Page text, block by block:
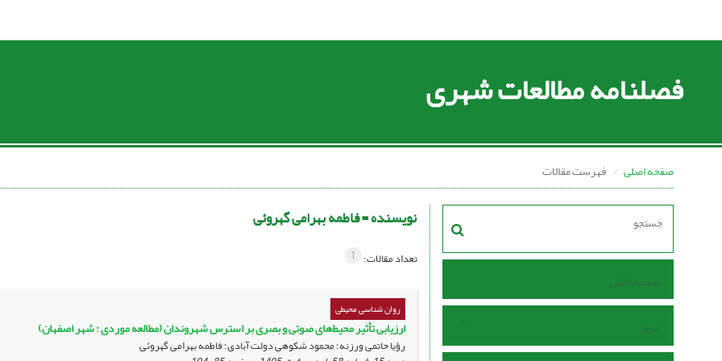
فصلنامه مطالعات شهری
صفحه اصلی فهرست مقالات
صفحه اصلی
مرور
نویسنده =فاطمه بهرامی گهروئی
تعداد مقالات: 1
روان شناسی محیطی
ارزیابی تأثیر محیط‌های صوتی و بصری بر استرس شهروندان (مطالعه موردی : شهر اصفهان)
رؤیا حاتمی ورزنه؛ محمود شکوهی دولت آبادی؛ فاطمه بهرامی گهروئی